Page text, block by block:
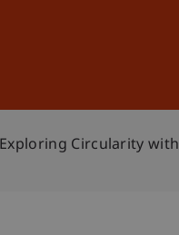
Circularity